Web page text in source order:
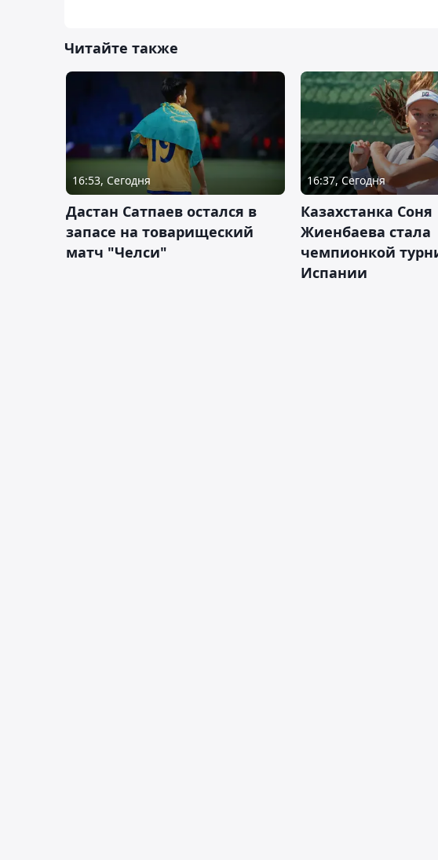
Читайте также
16:53, Сегодня
Дастан Сатпаев остался в
запасе на товарищеский
матч "Челси"
16:37, Сегодня
Казахстанка Соня
Жиенбаева стала
чемпионкой
Испании